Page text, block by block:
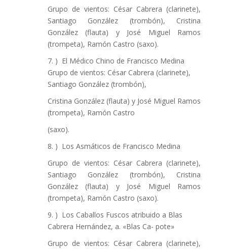
Grupo de vientos: César Cabrera (clarinete),
Santiago González (trombón), Cristina
González (flauta) y José Miguel Ramos
(trompeta), Ramón Castro (saxo).
) El Médico Chino de Francisco Medina
Grupo de vientos: César Cabrera (clarinete),
Santiago González (trombón),
Cristina González (flauta) y José Miguel Ramos
(trompeta), Ramón Castro
(saxo).
) Los Asmáticos de Francisco Medina
Grupo de vientos: César Cabrera (clarinete),
Santiago González (trombón), Cristina
González (flauta) y José Miguel Ramos
(trompeta), Ramón Castro (saxo).
) Los Caballos Fuscos atribuido a Blas
Cabrera Hernández, a. «Blas Ca- pote»
Grupo de vientos: César Cabrera (clarinete),